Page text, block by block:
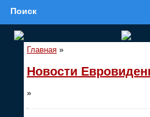
Поиск
Главная »
Новости
»